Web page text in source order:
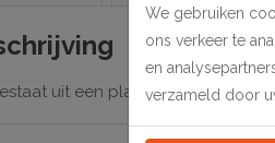
uit een plat aluminium
We gebruiken
ons verkeer te
en
verzameld door